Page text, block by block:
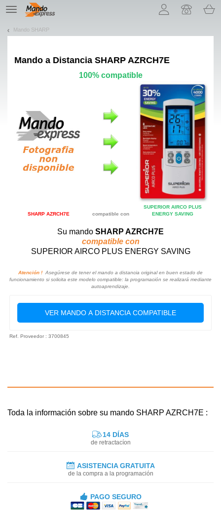
TE
navigation
Mando SHARP
Mando a Distancia SHARP AZRCH7E
100% compatible
SHARP AZRCH7E compatible con
SUPERIOR AIRCO PLUS
ENERGY SAVING
Su mando SHARP AZRCH7E
compatible con
SUPERIOR AIRCO PLUS ENERGY SAVING
Atención ! Asegúrese de tener el mando a distancia original en buen estado de
funcionamiento si solicita este modelo compatible: la programación se realizará mediante
autoaprendizaje.
VER MANDO A DISTANCIA COMPATIBLE
Ref. Proveedor : 3700845
Toda la información sobre su mando SHARP AZRCH7E :
14 DÍAS
de retractacíon
ASISTENCIA GRATUITA
de la compra a la programación
PAGO SEGURO
¡Permítenos presentarte nuestras cookies!